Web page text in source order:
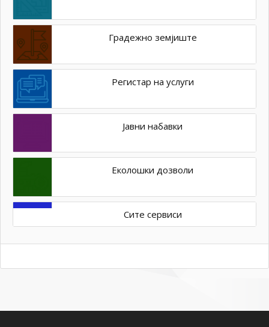
Градежно земјиште
Регистар на услуги
Јавни набавки
Еколошки дозволи
Сите сервиси